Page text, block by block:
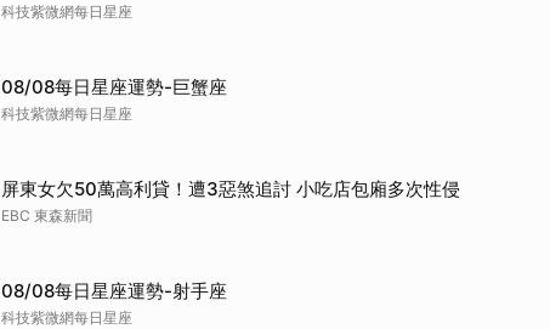
科技紫微網每日星座
08/08每日星座運勢-巨蟹座
科技紫微網每日星座
屏東女欠50萬高利貸！遭3惡煞追討 小吃店包廂多次性侵
EBC 東森新聞
08/08每日星座運勢-射手座
科技紫微網每日星座